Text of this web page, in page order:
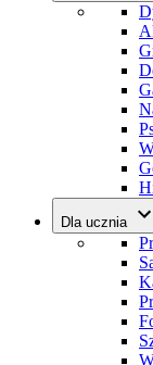
Dla ucznia